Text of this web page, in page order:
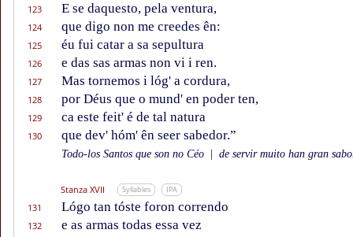
123 E se daquesto, pela ventura,
124 que digo non me creedes ên:
125 éu fui catar a sa sepultura
126 e das sas armas non vi i ren.
127 Mas tornemos i lóg' a cordura,
128 por Déus que o mund' en poder ten,
129 ca este feit' é de tal natura
130 que dev' hóm' ên seer sabedor.”
Todo-los Santos que son no Céo de servir muito han gran
Stanza XVII Syllables IPA
131 Lógo tan tóste foron correndo
132 e as armas todas essa vez